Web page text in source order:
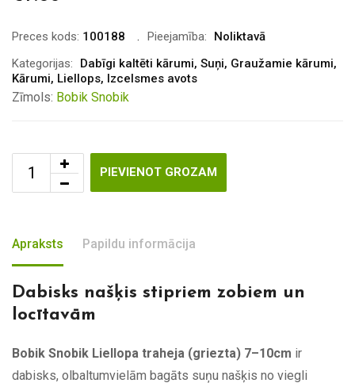
Preces kods: 100188 Pieejamība:
Noliktavā
Kategorijas:
Dabīgi kaltēti kārumi, Suņi, Graužamie kārumi,
Kārumi, Liellops, Izcelsmes avots
Zīmols: Bobik Snobik
PIEVIENOT GROZAM
Apraksts Papildu informācija
Dabisks našķis stipriem zobiem un
locītavām
Bobik Snobik Liellopa traheja (griezta) 7–10cm ir
dabisks, olbaltumvielām bagāts suņu našķis no viegli